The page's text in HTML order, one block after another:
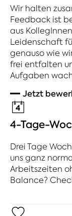
Wir halten
Feedback ist
aus
Leidenschaft
genauso wie
frei entfalten
Aufgaben
Jetzt
4-Tage-
Drei Tage
uns ganz
Arbeitszeiten
Balance?